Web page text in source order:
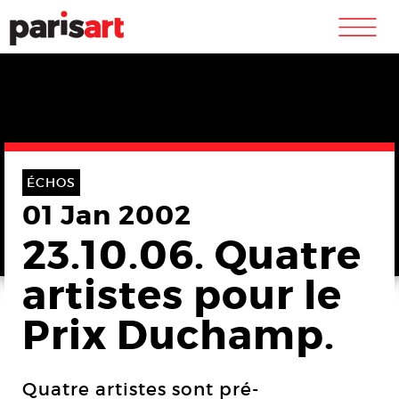
m
ÉCHOS
01 Jan 2002
23.10.06. Quatre
artistes pour le
Prix Duchamp.
Quatre artistes sont pré-